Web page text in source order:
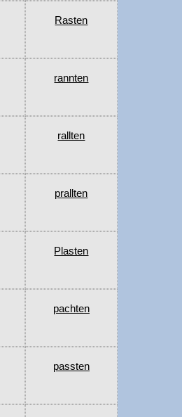
Rasten
rannten
rallten
prallten
Plasten
pachten
passten